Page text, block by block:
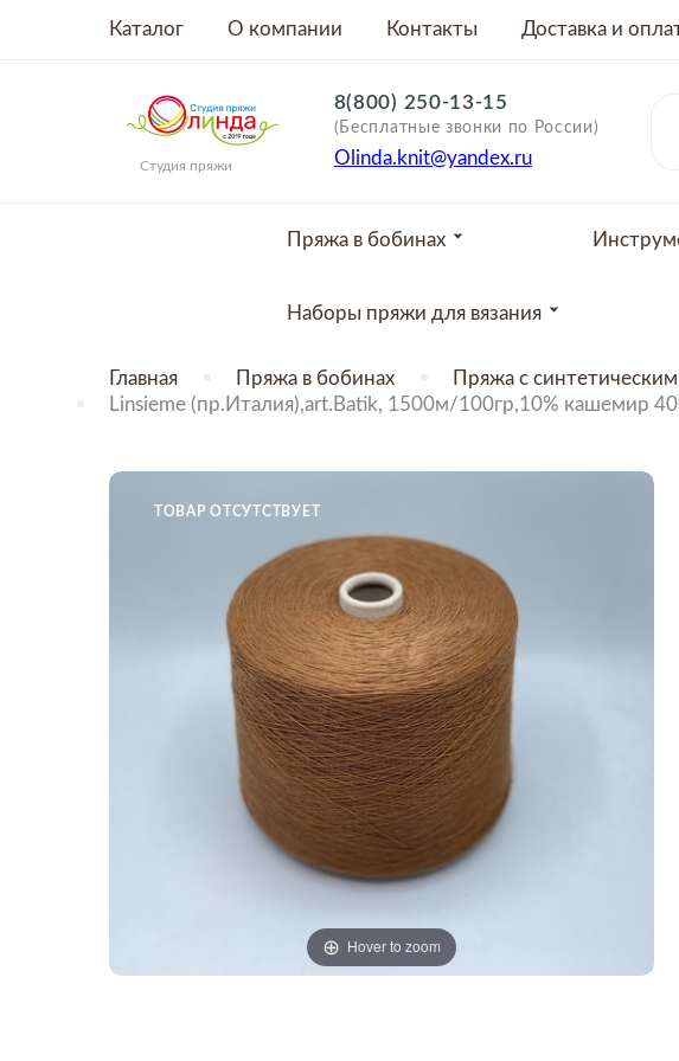
Каталог О компании Контакты Доставка и
Студия пряжи
8(800) 250-13-15
(Бесплатные звонки по России)
Olinda.knit@yandex.ru
Пряжа в бобинах
Наборы пряжи для вязания
Главная Пряжа в бобинах Пряжа с
Linsieme (пр.Италия),art.Batik, 1500м/100гр,10% кашемир
ТОВАР ОТСУТСТВУЕТ
Hover to zoom